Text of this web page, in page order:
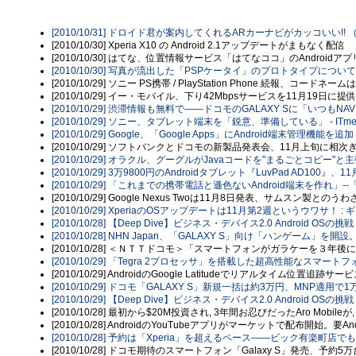
[2010/10/31] ドロイド君が案内してくれるARカーナビがカッコいい!!
[2010/10/30] Xperia X10 の Android 2.1アップデートがまもなく配信
[2010/10/30] はてな、位置情報サービス「はてなココ」のAndroidア
[2010/10/30] 写真が流出した「PSPケータイ」のプロトタイプについ
[2010/10/29] ソニー PS携帯 / PlayStation Phone 続報、コードネーム
[2010/10/29] イー・モバイル、下り42Mbpsサービスを11月19日に提
[2010/10/29] 渋滞情報も無料で――ドコモのGALAXY Sに「いつも
[2010/10/29] ソニー、タブレット端末を「鋭意、準備している」 -
[2010/10/29] Google、「Google Apps」にAndroid端末管理機能を追
[2010/10/29] ソフトバンクとドコモの新製品発表会、11月上旬に相次
[2010/10/29] オラクル、グーグルがJavaコードを"まるごとコピー"と
[2010/10/29] 3万9800円のAndroidタブレット『LuvPad AD100』、11
[2010/10/29] 「これまでの携帯電話と遜色ないAndroid端末を作れ」--
[2010/10/29] Google Nexus Twoは11月8日発表、サムスン製とのうわ
[2010/10/29] XperiaのOSアップデートは11月第2週というウワサ！ :
[2010/10/28] 【Deep Dive】ビジネス・デバイス2.0 Android OSの挑
[2010/10/28] NHN Japan、「GALAXY S」向け「ハンゲーム」を開設
[2010/10/28] ＜ＮＴＴドコモ＞「スマートフォンがガラケーを３年
[2010/10/29] 「Tegra 2プロセッサ」を搭載した超高性能なスマートフ
[2010/10/29] AndroidのGoogle Latitudeでリアルタイム位置追跡サー
[2010/10/29] ドコモ「GALAXY S」新規一括は約3万円、MNP適用で1
[2010/10/29] 【Deep Dive】ビジネス・デバイス2.0 Android OSの挑
[2010/10/28] 最初から$20M投資され, 3年間お忍びだったAro Mobile
[2010/10/28] AndroidのYouTubeアプリがマーケットで配布開始。要
[2010/10/28] 予約は「Xperia」を超えるペース――ビック有楽町店で
[2010/10/28] ドコモ期待のスマートフォン「Galaxy S」発売、予約5